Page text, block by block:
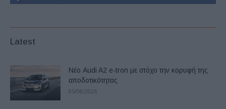
Latest
Νέο Audi A2 e-tron με στόχο την κορυφή της
αποδοτικότητας
05/08/2026